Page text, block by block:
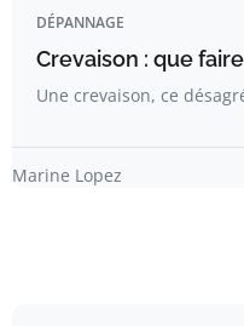
DÉPANNAGE
Crevaison : que
Une crevaison, ce
Marine Lopez